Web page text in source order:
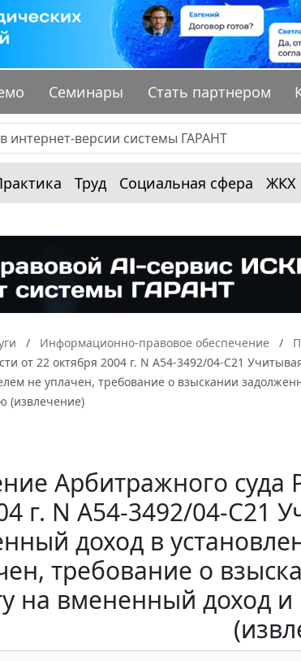
Семинары Стать партнером
Труд Социальная сфера ЖКХ
Информационно-правовое обеспечение
от 22 октября 2004 г. N А54-3492/04-С21
не уплачен, требование о взыскании
(извлечение)
Арбитражного суда
г. N А54-3492/04-С21
доход в
требование о
на вмененный доход